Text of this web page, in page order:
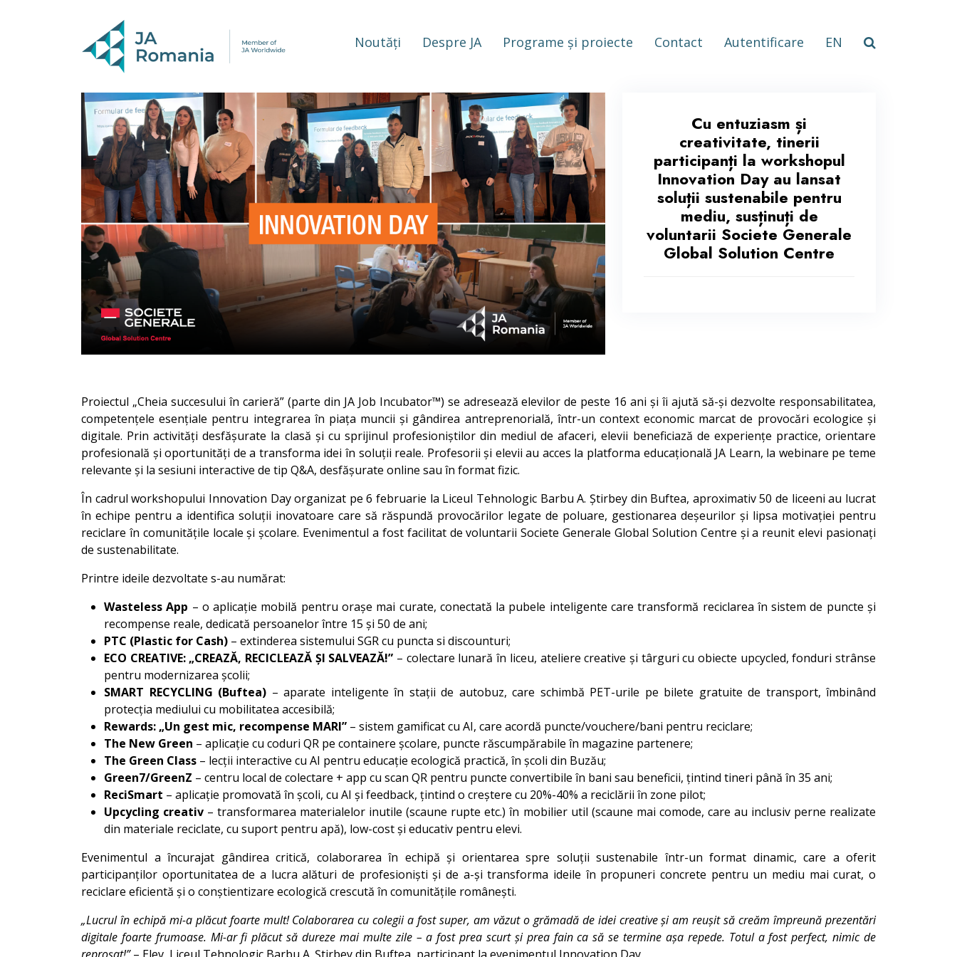
Noutăți Despre JA Programe și proiecte Contact Autentificare EN
Cu entuziasm și
creativitate, tinerii
participanți la workshopul
Innovation Day au lansat
soluții sustenabile pentru
mediu, susținuți de
voluntarii Societe Generale
Global Solution Centre
Proiectul „Cheia succesului în carieră” (parte din JA Job Incubator™) se adresează elevilor de peste 16 ani și îi ajută să-și dezvolte responsabilitatea,
competențele esențiale pentru integrarea în piața muncii și gândirea antreprenorială, într-un context economic marcat de provocări ecologice și
digitale. Prin activități desfășurate la clasă și cu sprijinul profesioniștilor din mediul de afaceri, elevii beneficiază de experiențe practice, orientare
profesională și oportunități de a transforma idei în soluții reale. Profesorii și elevii au acces la platforma educațională JA Learn, la webinare pe teme
relevante și la sesiuni interactive de tip Q&A, desfășurate online sau în format fizic.
În cadrul workshopului Innovation Day organizat pe 6 februarie la Liceul Tehnologic Barbu A. Știrbey din Buftea, aproximativ 50 de liceeni au lucrat
în echipe pentru a identifica soluții inovatoare care să răspundă provocărilor legate de poluare, gestionarea deșeurilor și lipsa motivației pentru
reciclare în comunitățile locale și școlare. Evenimentul a fost facilitat de voluntarii Societe Generale Global Solution Centre și a reunit elevi pasionați
de sustenabilitate.
Printre ideile dezvoltate s-au numărat:
Wasteless App – o aplicație mobilă pentru orașe mai curate, conectată la pubele inteligente care transformă reciclarea în sistem de puncte și
recompense reale, dedicată persoanelor între 15 și 50 de ani;
PTC (Plastic for Cash) – extinderea sistemului SGR cu puncta si discounturi;
ECO CREATIVE: „CREAZĂ, RECICLEAZĂ ȘI SALVEAZĂ!” – colectare lunară în liceu, ateliere creative și târguri cu obiecte upcycled, fonduri strânse
pentru modernizarea școlii;
SMART RECYCLING (Buftea) – aparate inteligente în stații de autobuz, care schimbă PET-urile pe bilete gratuite de transport, îmbinând
protecția mediului cu mobilitatea accesibilă;
Rewards: „Un gest mic, recompense MARI” – sistem gamificat cu AI, care acordă puncte/vouchere/bani pentru reciclare;
The New Green – aplicație cu coduri QR pe containere școlare, puncte răscumpărabile în magazine partenere;
The Green Class – lecții interactive cu AI pentru educație ecologică practică, în școli din Buzău;
Green7/GreenZ – centru local de colectare + app cu scan QR pentru puncte convertibile în bani sau beneficii, țintind tineri până în 35 ani;
ReciSmart – aplicație promovată în școli, cu AI și feedback, țintind o creștere cu 20%-40% a reciclării în zone pilot;
Upcycling creativ – transformarea materialelor inutile (scaune rupte etc.) în mobilier util (scaune mai comode, care au inclusiv perne realizate
din materiale reciclate, cu suport pentru apă), low-cost și educativ pentru elevi.
Evenimentul a încurajat gândirea critică, colaborarea în echipă și orientarea spre soluții sustenabile într-un format dinamic, care a oferit
participanților oportunitatea de a lucra alături de profesioniști și de a-și transforma ideile în propuneri concrete pentru un mediu mai curat, o
reciclare eficientă și o conștientizare ecologică crescută în comunitățile românești.
„Lucrul în echipă mi-a plăcut foarte mult! Colaborarea cu colegii a fost super, am văzut o grămadă de idei creative și am reușit să creăm împreună prezentări
digitale foarte frumoase. Mi-ar fi plăcut să dureze mai multe zile – a fost prea scurt și prea fain ca să se termine așa repede. Totul a fost perfect, nimic de